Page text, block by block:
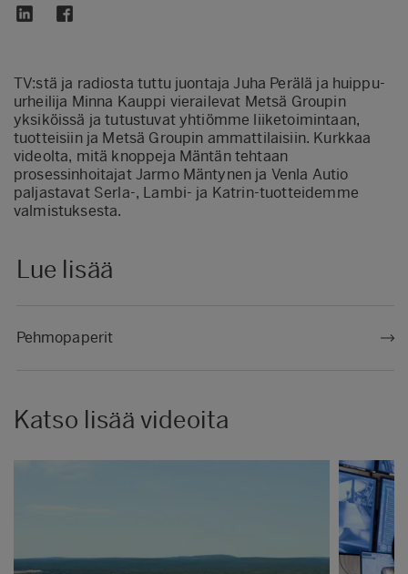
TV:stä ja radiosta tuttu juontaja Juha Perälä ja huippu-
urheilija Minna Kauppi vierailevat Metsä Groupin
yksiköissä ja tutustuvat yhtiömme liiketoimintaan,
tuotteisiin ja Metsä Groupin ammattilaisiin. Kurkkaa
videolta, mitä knoppeja Mäntän tehtaan
prosessinhoitajat Jarmo Mäntynen ja Venla Autio
paljastavat Serla-, Lambi- ja Katrin-tuotteidemme
valmistuksesta.
Lue lisää
Pehmopaperit
Katso lisää videoita